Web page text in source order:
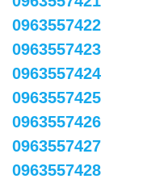
0963557422
0963557423
0963557424
0963557425
0963557426
0963557427
0963557428